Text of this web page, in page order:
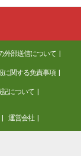
外部送信について
に関する免責事項
について
運営会社